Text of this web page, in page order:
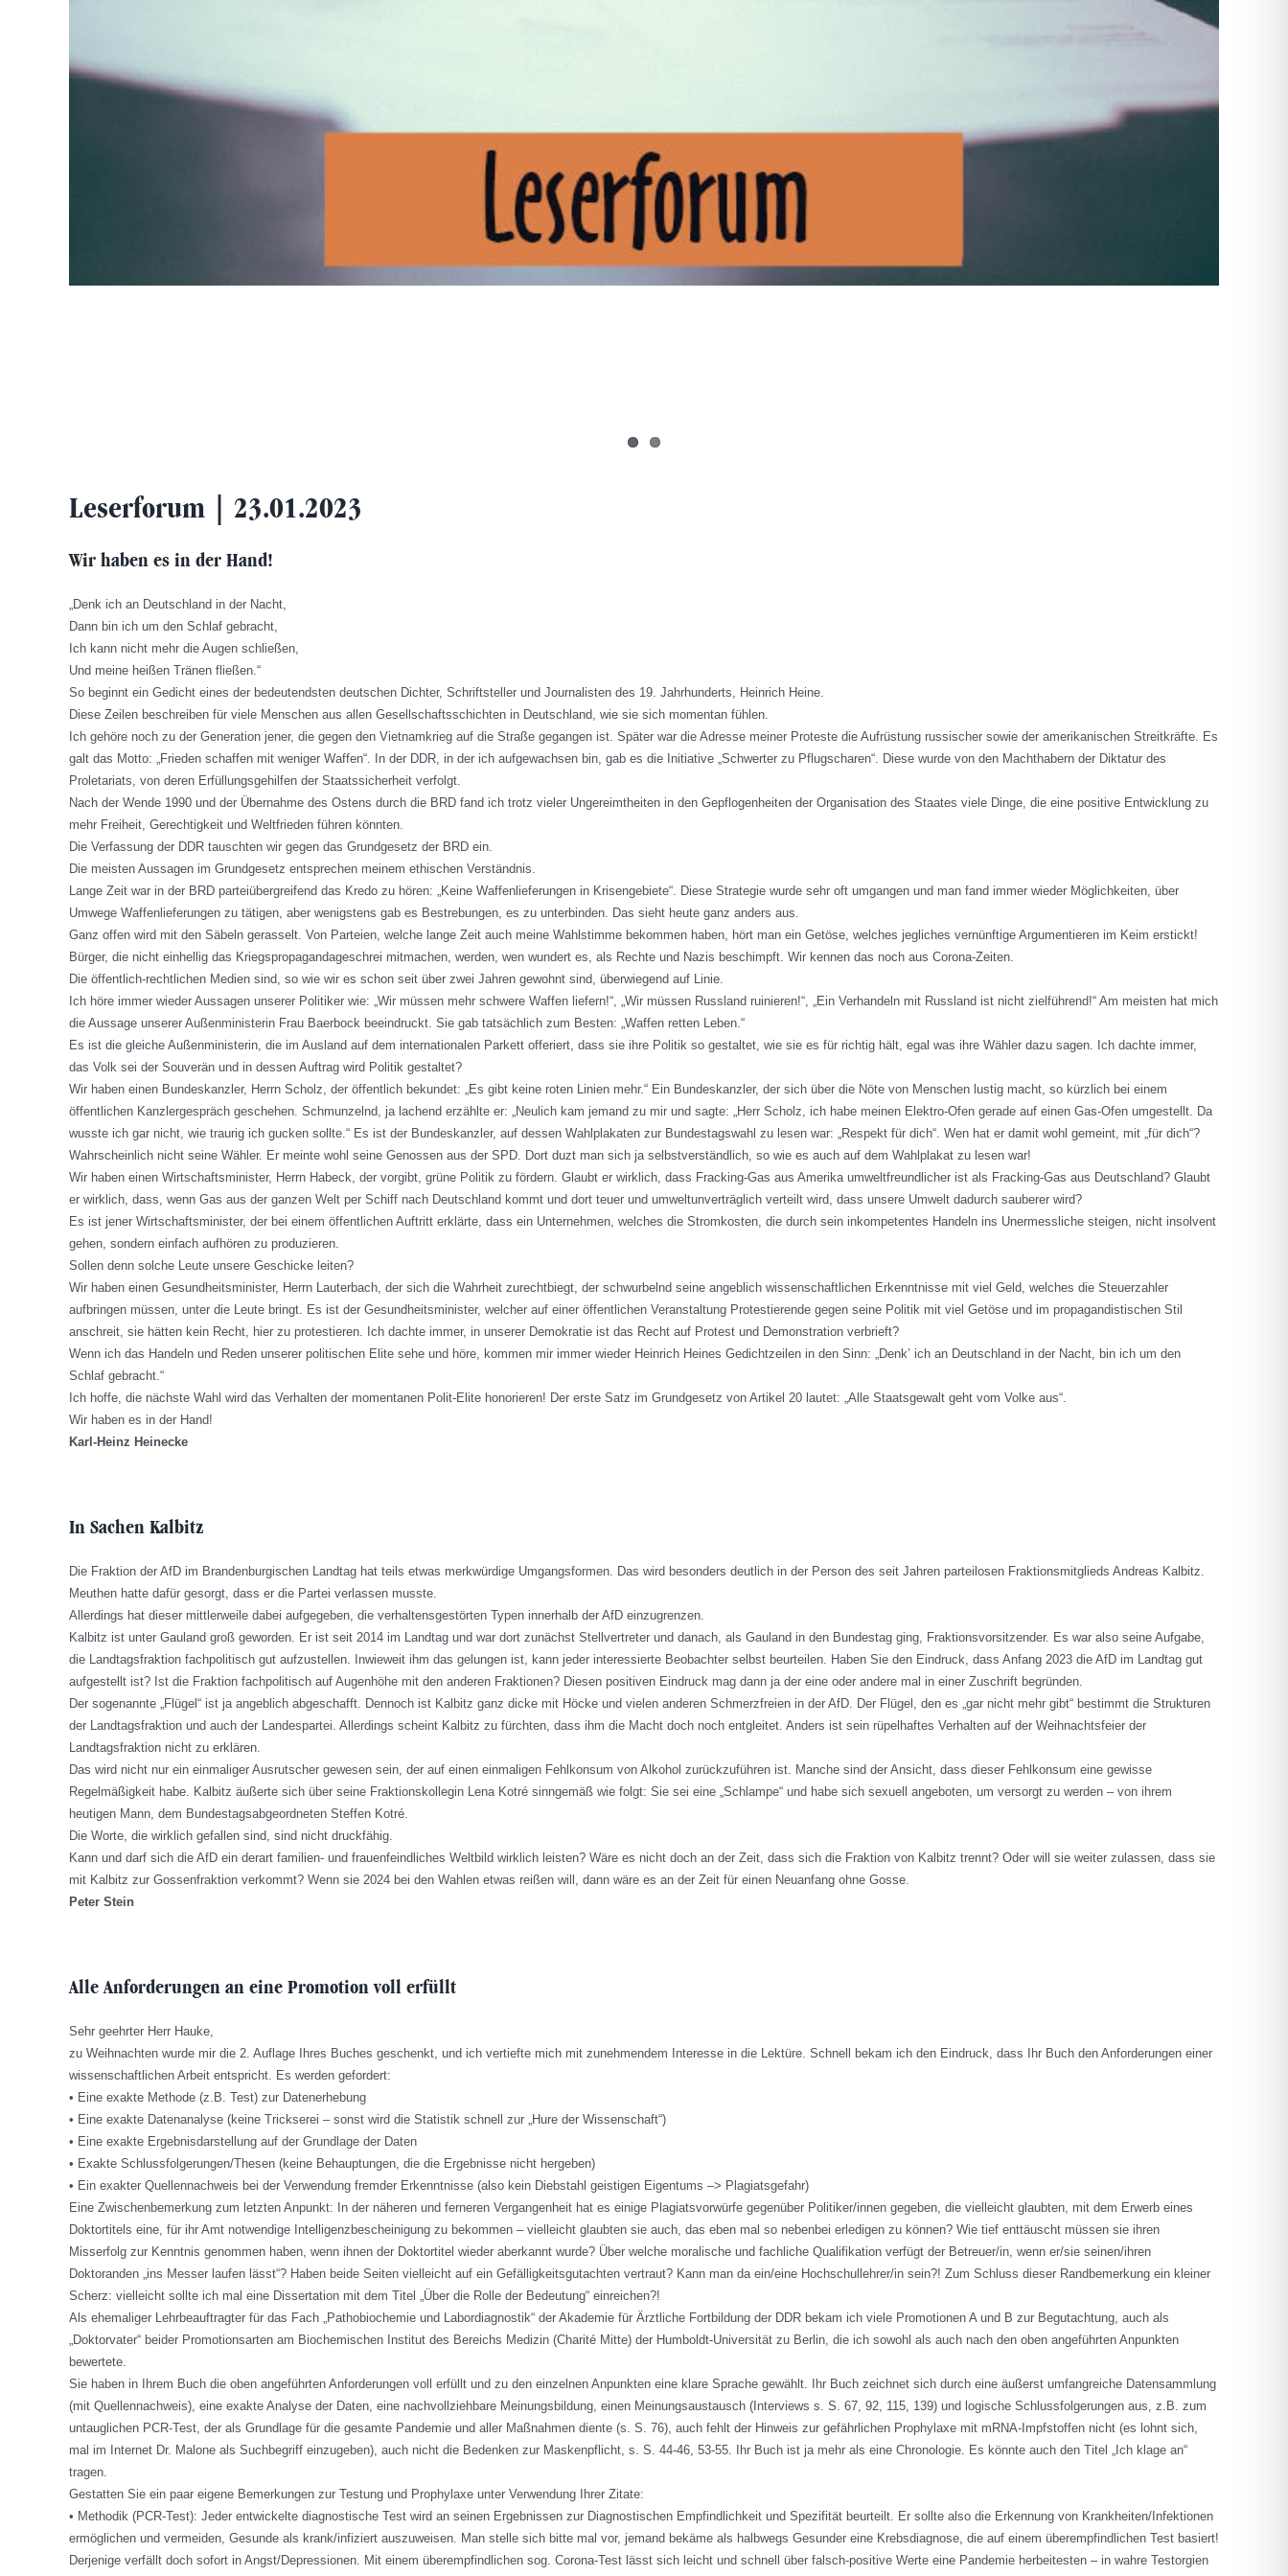
Leserforum | 23.01.2023
Wir haben es in der Hand!
„Denk ich an Deutschland in der Nacht,
Dann bin ich um den Schlaf gebracht,
Ich kann nicht mehr die Augen schließen,
Und meine heißen Tränen fließen.“
So beginnt ein Gedicht eines der bedeutendsten deutschen Dichter, Schriftsteller und Journalisten des 19. Jahrhunderts, Heinrich Heine.
Diese Zeilen beschreiben für viele Menschen aus allen Gesellschaftsschichten in Deutschland, wie sie sich momentan fühlen.
Ich gehöre noch zu der Generation jener, die gegen den Vietnamkrieg auf die Straße gegangen ist. Später war die Adresse meiner Proteste die Aufrüstung russischer sowie der amerikanischen Streitkräfte. Es
galt das Motto: „Frieden schaffen mit weniger Waffen“. In der DDR, in der ich aufgewachsen bin, gab es die Initiative „Schwerter zu Pflugscharen“. Diese wurde von den Machthabern der Diktatur des
Proletariats, von deren Erfüllungsgehilfen der Staatssicherheit verfolgt.
Nach der Wende 1990 und der Übernahme des Ostens durch die BRD fand ich trotz vieler Ungereimtheiten in den Gepflogenheiten der Organisation des Staates viele Dinge, die eine positive Entwicklung zu
mehr Freiheit, Gerechtigkeit und Weltfrieden führen könnten.
Die Verfassung der DDR tauschten wir gegen das Grundgesetz der BRD ein.
Die meisten Aussagen im Grundgesetz entsprechen meinem ethischen Verständnis.
Lange Zeit war in der BRD parteiübergreifend das Kredo zu hören: „Keine Waffenlieferungen in Krisengebiete“. Diese Strategie wurde sehr oft umgangen und man fand immer wieder Möglichkeiten, über
Umwege Waffenlieferungen zu tätigen, aber wenigstens gab es Bestrebungen, es zu unterbinden. Das sieht heute ganz anders aus.
Ganz offen wird mit den Säbeln gerasselt. Von Parteien, welche lange Zeit auch meine Wahlstimme bekommen haben, hört man ein Getöse, welches jegliches vernünftige Argumentieren im Keim erstickt!
Bürger, die nicht einhellig das Kriegspropagandageschrei mitmachen, werden, wen wundert es, als Rechte und Nazis beschimpft. Wir kennen das noch aus Corona-Zeiten.
Die öffentlich-rechtlichen Medien sind, so wie wir es schon seit über zwei Jahren gewohnt sind, überwiegend auf Linie.
Ich höre immer wieder Aussagen unserer Politiker wie: „Wir müssen mehr schwere Waffen liefern!“, „Wir müssen Russland ruinieren!“, „Ein Verhandeln mit Russland ist nicht zielführend!“ Am meisten hat mich
die Aussage unserer Außenministerin Frau Baerbock beeindruckt. Sie gab tatsächlich zum Besten: „Waffen retten Leben.“
Es ist die gleiche Außenministerin, die im Ausland auf dem internationalen Parkett offeriert, dass sie ihre Politik so gestaltet, wie sie es für richtig hält, egal was ihre Wähler dazu sagen. Ich dachte immer,
das Volk sei der Souverän und in dessen Auftrag wird Politik gestaltet?
Wir haben einen Bundeskanzler, Herrn Scholz, der öffentlich bekundet: „Es gibt keine roten Linien mehr.“ Ein Bundeskanzler, der sich über die Nöte von Menschen lustig macht, so kürzlich bei einem
öffentlichen Kanzlergespräch geschehen. Schmunzelnd, ja lachend erzählte er: „Neulich kam jemand zu mir und sagte: „Herr Scholz, ich habe meinen Elektro-Ofen gerade auf einen Gas-Ofen umgestellt. Da
wusste ich gar nicht, wie traurig ich gucken sollte.“ Es ist der Bundeskanzler, auf dessen Wahlplakaten zur Bundestagswahl zu lesen war: „Respekt für dich“. Wen hat er damit wohl gemeint, mit „für dich“?
Wahrscheinlich nicht seine Wähler. Er meinte wohl seine Genossen aus der SPD. Dort duzt man sich ja selbstverständlich, so wie es auch auf dem Wahlplakat zu lesen war!
Wir haben einen Wirtschaftsminister, Herrn Habeck, der vorgibt, grüne Politik zu fördern. Glaubt er wirklich, dass Fracking-Gas aus Amerika umweltfreundlicher ist als Fracking-Gas aus Deutschland? Glaubt
er wirklich, dass, wenn Gas aus der ganzen Welt per Schiff nach Deutschland kommt und dort teuer und umweltunverträglich verteilt wird, dass unsere Umwelt dadurch sauberer wird?
Es ist jener Wirtschaftsminister, der bei einem öffentlichen Auftritt erklärte, dass ein Unternehmen, welches die Stromkosten, die durch sein inkompetentes Handeln ins Unermessliche steigen, nicht insolvent
gehen, sondern einfach aufhören zu produzieren.
Sollen denn solche Leute unsere Geschicke leiten?
Wir haben einen Gesundheitsminister, Herrn Lauterbach, der sich die Wahrheit zurechtbiegt, der schwurbelnd seine angeblich wissenschaftlichen Erkenntnisse mit viel Geld, welches die Steuerzahler
aufbringen müssen, unter die Leute bringt. Es ist der Gesundheitsminister, welcher auf einer öffentlichen Veranstaltung Protestierende gegen seine Politik mit viel Getöse und im propagandistischen Stil
anschreit, sie hätten kein Recht, hier zu protestieren. Ich dachte immer, in unserer Demokratie ist das Recht auf Protest und Demonstration verbrieft?
Wenn ich das Handeln und Reden unserer politischen Elite sehe und höre, kommen mir immer wieder Heinrich Heines Gedichtzeilen in den Sinn: „Denk’ ich an Deutschland in der Nacht, bin ich um den
Schlaf gebracht.“
Ich hoffe, die nächste Wahl wird das Verhalten der momentanen Polit-Elite honorieren! Der erste Satz im Grundgesetz von Artikel 20 lautet: „Alle Staatsgewalt geht vom Volke aus“.
Wir haben es in der Hand!
Karl-Heinz Heinecke
In Sachen Kalbitz
Die Fraktion der AfD im Brandenburgischen Landtag hat teils etwas merkwürdige Umgangsformen. Das wird besonders deutlich in der Person des seit Jahren parteilosen Fraktionsmitglieds Andreas Kalbitz.
Meuthen hatte dafür gesorgt, dass er die Partei verlassen musste.
Allerdings hat dieser mittlerweile dabei aufgegeben, die verhaltensgestörten Typen innerhalb der AfD einzugrenzen.
Kalbitz ist unter Gauland groß geworden. Er ist seit 2014 im Landtag und war dort zunächst Stellvertreter und danach, als Gauland in den Bundestag ging, Fraktionsvorsitzender. Es war also seine Aufgabe,
die Landtagsfraktion fachpolitisch gut aufzustellen. Inwieweit ihm das gelungen ist, kann jeder interessierte Beobachter selbst beurteilen. Haben Sie den Eindruck, dass Anfang 2023 die AfD im Landtag gut
aufgestellt ist? Ist die Fraktion fachpolitisch auf Augenhöhe mit den anderen Fraktionen? Diesen positiven Eindruck mag dann ja der eine oder andere mal in einer Zuschrift begründen.
Der sogenannte „Flügel“ ist ja angeblich abgeschafft. Dennoch ist Kalbitz ganz dicke mit Höcke und vielen anderen Schmerzfreien in der AfD. Der Flügel, den es „gar nicht mehr gibt“ bestimmt die Strukturen
der Landtagsfraktion und auch der Landespartei. Allerdings scheint Kalbitz zu fürchten, dass ihm die Macht doch noch entgleitet. Anders ist sein rüpelhaftes Verhalten auf der Weihnachtsfeier der
Landtagsfraktion nicht zu erklären.
Das wird nicht nur ein einmaliger Ausrutscher gewesen sein, der auf einen einmaligen Fehlkonsum von Alkohol zurückzuführen ist. Manche sind der Ansicht, dass dieser Fehlkonsum eine gewisse
Regelmäßigkeit habe. Kalbitz äußerte sich über seine Fraktionskollegin Lena Kotré sinngemäß wie folgt: Sie sei eine „Schlampe“ und habe sich sexuell angeboten, um versorgt zu werden – von ihrem
heutigen Mann, dem Bundestagsabgeordneten Steffen Kotré.
Die Worte, die wirklich gefallen sind, sind nicht druckfähig.
Kann und darf sich die AfD ein derart familien- und frauenfeindliches Weltbild wirklich leisten? Wäre es nicht doch an der Zeit, dass sich die Fraktion von Kalbitz trennt? Oder will sie weiter zulassen, dass sie
mit Kalbitz zur Gossenfraktion verkommt? Wenn sie 2024 bei den Wahlen etwas reißen will, dann wäre es an der Zeit für einen Neuanfang ohne Gosse.
Peter Stein
Alle Anforderungen an eine Promotion voll erfüllt
Sehr geehrter Herr Hauke,
zu Weihnachten wurde mir die 2. Auflage Ihres Buches geschenkt, und ich vertiefte mich mit zunehmendem Interesse in die Lektüre. Schnell bekam ich den Eindruck, dass Ihr Buch den Anforderungen einer
wissenschaftlichen Arbeit entspricht. Es werden gefordert:
• Eine exakte Methode (z.B. Test) zur Datenerhebung
• Eine exakte Datenanalyse (keine Trickserei – sonst wird die Statistik schnell zur „Hure der Wissenschaft“)
• Eine exakte Ergebnisdarstellung auf der Grundlage der Daten
• Exakte Schlussfolgerungen/Thesen (keine Behauptungen, die die Ergebnisse nicht hergeben)
• Ein exakter Quellennachweis bei der Verwendung fremder Erkenntnisse (also kein Diebstahl geistigen Eigentums –> Plagiatsgefahr)
Eine Zwischenbemerkung zum letzten Anpunkt: In der näheren und ferneren Vergangenheit hat es einige Plagiatsvorwürfe gegenüber Politiker/innen gegeben, die vielleicht glaubten, mit dem Erwerb eines
Doktortitels eine, für ihr Amt notwendige Intelligenzbescheinigung zu bekommen – vielleicht glaubten sie auch, das eben mal so nebenbei erledigen zu können? Wie tief enttäuscht müssen sie ihren
Misserfolg zur Kenntnis genommen haben, wenn ihnen der Doktortitel wieder aberkannt wurde? Über welche moralische und fachliche Qualifikation verfügt der Betreuer/in, wenn er/sie seinen/ihren
Doktoranden „ins Messer laufen lässt“? Haben beide Seiten vielleicht auf ein Gefälligkeitsgutachten vertraut? Kann man da ein/eine Hochschullehrer/in sein?! Zum Schluss dieser Randbemerkung ein kleiner
Scherz: vielleicht sollte ich mal eine Dissertation mit dem Titel „Über die Rolle der Bedeutung“ einreichen?!
Als ehemaliger Lehrbeauftragter für das Fach „Pathobiochemie und Labordiagnostik“ der Akademie für Ärztliche Fortbildung der DDR bekam ich viele Promotionen A und B zur Begutachtung, auch als
„Doktorvater“ beider Promotionsarten am Biochemischen Institut des Bereichs Medizin (Charité Mitte) der Humboldt-Universität zu Berlin, die ich sowohl als auch nach den oben angeführten Anpunkten
bewertete.
Sie haben in Ihrem Buch die oben angeführten Anforderungen voll erfüllt und zu den einzelnen Anpunkten eine klare Sprache gewählt. Ihr Buch zeichnet sich durch eine äußerst umfangreiche Datensammlung
(mit Quellennachweis), eine exakte Analyse der Daten, eine nachvollziehbare Meinungsbildung, einen Meinungsaustausch (Interviews s. S. 67, 92, 115, 139) und logische Schlussfolgerungen aus, z.B. zum
untauglichen PCR-Test, der als Grundlage für die gesamte Pandemie und aller Maßnahmen diente (s. S. 76), auch fehlt der Hinweis zur gefährlichen Prophylaxe mit mRNA-Impfstoffen nicht (es lohnt sich,
mal im Internet Dr. Malone als Suchbegriff einzugeben), auch nicht die Bedenken zur Maskenpflicht, s. S. 44-46, 53-55. Ihr Buch ist ja mehr als eine Chronologie. Es könnte auch den Titel „Ich klage an“
tragen.
Gestatten Sie ein paar eigene Bemerkungen zur Testung und Prophylaxe unter Verwendung Ihrer Zitate:
• Methodik (PCR-Test): Jeder entwickelte diagnostische Test wird an seinen Ergebnissen zur Diagnostischen Empfindlichkeit und Spezifität beurteilt. Er sollte also die Erkennung von Krankheiten/Infektionen
ermöglichen und vermeiden, Gesunde als krank/infiziert auszuweisen. Man stelle sich bitte mal vor, jemand bekäme als halbwegs Gesunder eine Krebsdiagnose, die auf einem überempfindlichen Test basiert!
Derjenige verfällt doch sofort in Angst/Depressionen. Mit einem überempfindlichen sog. Corona-Test lässt sich leicht und schnell über falsch-positive Werte eine Pandemie herbeitesten – in wahre Testorgien